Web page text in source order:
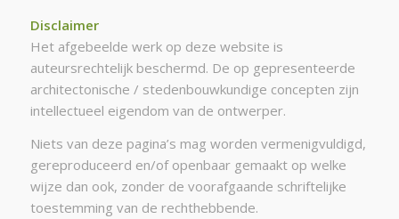
Disclaimer
Het afgebeelde werk op deze website is
auteursrechtelijk beschermd. De op gepresenteerde
architectonische / stedenbouwkundige concepten zijn
intellectueel eigendom van de ontwerper.
Niets van deze pagina’s mag worden vermenigvuldigd,
gereproduceerd en/of openbaar gemaakt op welke
wijze dan ook, zonder de voorafgaande schriftelijke
toestemming van de rechthebbende.